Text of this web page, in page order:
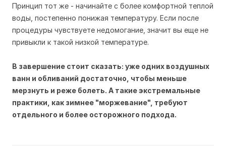
Принцип тот же - начинайте с более комфортной теплой
воды, постепенно понижая температуру. Если после
процедуры чувствуете недомогание, значит вы еще не
привыкли к такой низкой температуре.
В завершение стоит сказать: уже одних воздушных
ванн и обливаний достаточно, чтобы меньше
мерзнуть и реже болеть. А такие экстремальные
практики, как зимнее "моржевание", требуют
отдельного и более осторожного подхода.